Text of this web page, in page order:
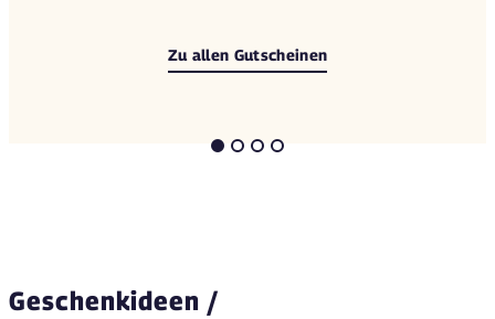
Zu allen Gutscheinen
Geschenkideen /